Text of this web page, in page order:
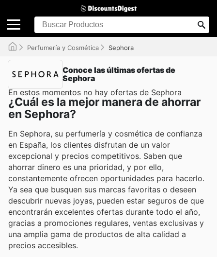
Perfumería y Cosmética Sephora
Conoce las últimas ofertas de
Sephora
En estos momentos no hay ofertas de Sephora
¿Cuál es la mejor manera de ahorrar
en Sephora?
En Sephora, su perfumería y cosmética de confianza
en España, los clientes disfrutan de un valor
excepcional y precios competitivos. Saben que
ahorrar dinero es una prioridad, y por ello,
constantemente ofrecen oportunidades para hacerlo.
Ya sea que busquen sus marcas favoritas o deseen
descubrir nuevas joyas, pueden estar seguros de que
encontrarán excelentes ofertas durante todo el año,
gracias a promociones regulares, ventas exclusivas y
una amplia gama de productos de alta calidad a
precios accesibles.